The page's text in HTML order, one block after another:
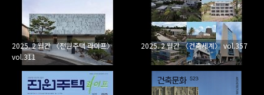
2025. 2 월간 〈전원주택 라이프〉
vol.311
2025. 2 월간 〈건축세계〉 vol.357